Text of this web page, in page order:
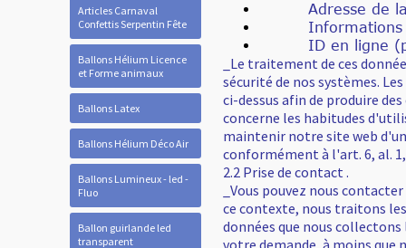
Articles Carnaval
Confettis Serpentin Fête
Ballons Hélium Licence
et Forme animaux
Ballons Latex
Ballons Hélium Déco Air
Ballons Lumineux - led -
Fluo
Ballon guirlande led
transparent
Adresse de la
Informations sur
ID en ligne (par
_Le traitement de ces
sécurité de nos systèmes.
ci-dessus afin de produire
concerne les habitudes
maintenir notre site web
conformément à l'art. 6, al. 1,
2.2 Prise de contact .
_Vous pouvez nous
ce contexte, nous traitons les
données que nous
votre demande, à moins